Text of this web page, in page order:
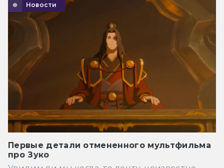
Новости
Первые детали отмененного мультфильма
про Зуко